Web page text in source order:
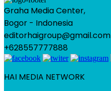
Graha Media Center,
Bogor - Indonesia
editorhaigroup@gmail.com
+628557777888
HAI MEDIA NETWORK